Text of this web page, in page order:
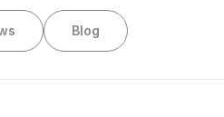
Blog